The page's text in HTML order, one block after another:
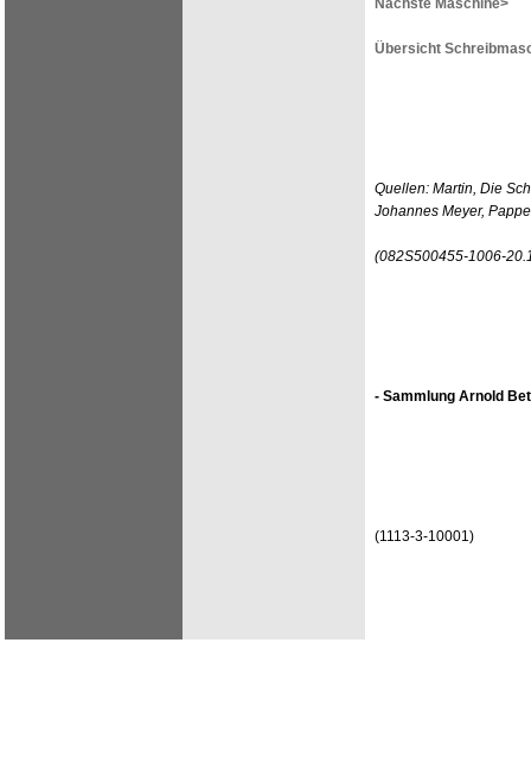
Nächste Maschine>
Übersicht
Quellen: Martin, Die
Johannes Meyer,
(082S500455-1006-
- Sammlung Arnold
(1113-3-10001)